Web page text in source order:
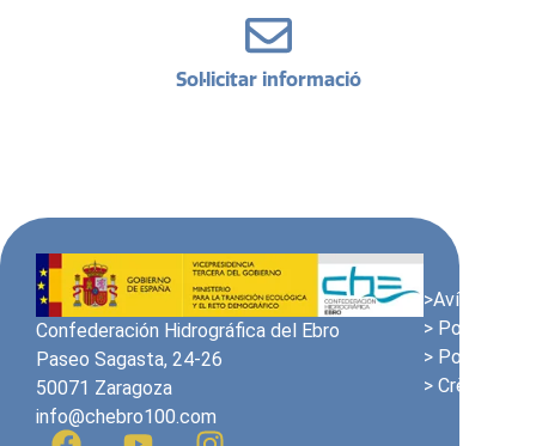
Sol·licitar informació
Confederación Hidrográfica del Ebro
Paseo Sagasta, 24-26
50071 Zaragoza
info@chebro100.com
>Avís Legal
> Política de
> Política de
> Crèdits